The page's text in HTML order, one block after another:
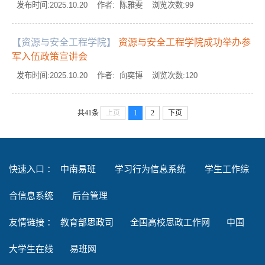
发布时间:2025.10.20 作者: 陈雅雯 浏览次数:99
【资源与安全工程学院】
资源与安全工程学院成功举办参
军入伍政策宣讲会
发布时间:2025.10.20 作者: 向奕博 浏览次数:120
共41条 上页 1 2 下页
快速入口 ： 中南易班 学习行为信息系统 学生工作综
合信息系统 后台管理
友情链接 ： 教育部思政司 全国高校思政工作网 中国
大学生在线 易班网